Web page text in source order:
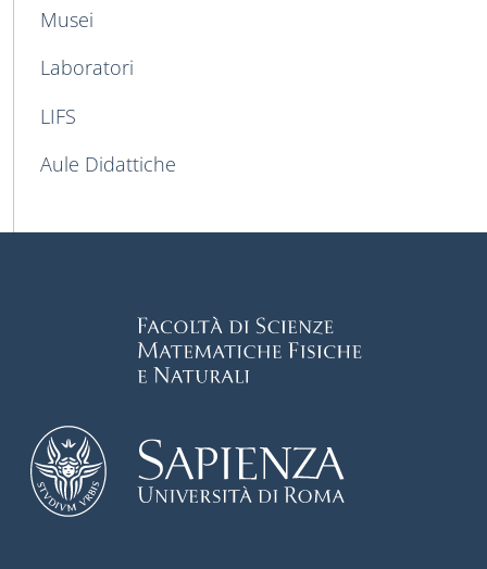
Musei
Laboratori
LIFS
Aule Didattiche